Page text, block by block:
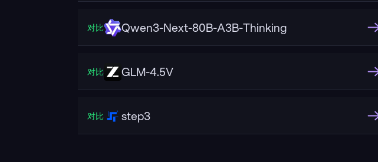
对比 Qwen3-Next-80B-A3B-Thinking
对比 GLM-4.5V
对比 step3